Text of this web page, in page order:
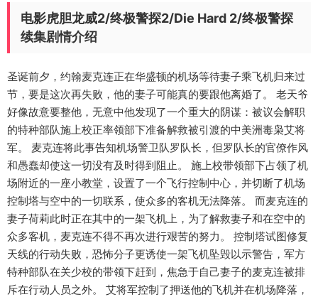
电影虎胆龙威2/终极警探2/Die Hard 2/终极警探
续集剧情介绍
圣诞前夕，约翰麦克连正在华盛顿的机场等待妻子乘飞机归来过
节，要是这次再失败，他的妻子可能真的要跟他离婚了。 老天爷
好像故意要整他，无意中他发现了一个重大的阴谋：被议会解职
的特种部队施上校正率领部下准备解救被引渡的中美洲毒枭艾将
军。 麦克连将此事告知机场警卫队罗队长，但罗队长的官僚作风
和愚蠢却使这一切没有及时得到阻止。 施上校带领部下占领了机
场附近的一座小教堂，设置了一个飞行控制中心，并切断了机场
控制塔与空中的一切联系，使众多的客机无法降落。 而麦克连的
妻子荷莉此时正在其中的一架飞机上，为了解救妻子和在空中的
众多客机，麦克连不得不再次进行艰苦的努力。 控制塔试图修复
天线的行动失败，恐怖分子更诱使一架飞机坠毁以示警告，军方
特种部队在关少校的带领下赶到，焦急于自己妻子的麦克连被排
斥在行动人员之外。 艾将军控制了押送他的飞机并在机场降落，